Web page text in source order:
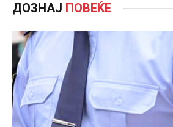
ДОЗНАЈ ПОВЕЌЕ